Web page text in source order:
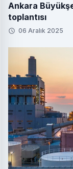
Ankara
toplantısı
06 Aralık 2025